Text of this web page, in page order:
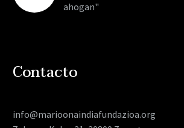
ahogan"
Contacto
info@marioonaindiafundazioa.org